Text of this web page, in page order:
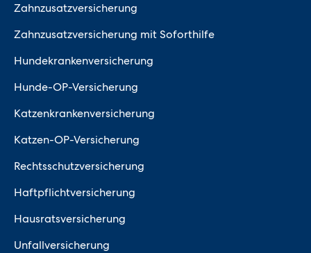
Zahnzusatzversicherung
Zahnzusatzversicherung mit Soforthilfe
Hundekrankenversicherung
Hunde-OP-Versicherung
Katzenkrankenversicherung
Katzen-OP-Versicherung
Rechtsschutzversicherung
Haftpflichtversicherung
Hausratsversicherung
Unfallversicherung